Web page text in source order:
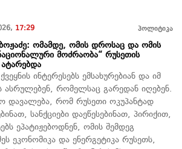
17:29 პოლიტიკა
ომამდე, ომის დროსაც და ომის
მოძრაობა“ რუსეთის
ინტერესებს ემსახურებიან და იმ
ასრულებენ, რომელსაც გარედან იღებენ.
დავალება, რომ რუსეთი ოკუპანტად
სანქციები დაეწესებინათ, პირიქით,
ეპატიჟებოდნენ, ომის შემდეგ
ეკონომიკა და ენერგეტიკა რუსეთს,